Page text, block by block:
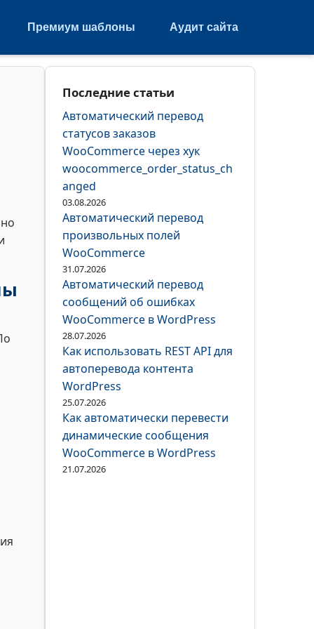
Премиум шаблоны Аудит сайта
Последние статьи
Автоматический перевод
статусов заказов
WooCommerce через хук
woocommerce_order_status_ch
anged
03.08.2026
Автоматический перевод
произвольных полей
WooCommerce
31.07.2026
Автоматический перевод
сообщений об ошибках
WooCommerce в WordPress
28.07.2026
Как использовать REST API для
автоперевода контента
WordPress
25.07.2026
Как автоматически перевести
динамические сообщения
WooCommerce в WordPress
21.07.2026